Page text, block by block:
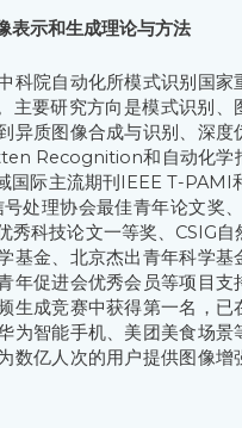
表示和生成理论与方法
科院自动化所模式识别国家
主要研究方向是模式识别、
异质图像合成与识别、深度
Recognition和自动化学
国际主流期刊IEEE T-PAMI
处理协会最佳青年论文奖
秀科技论文一等奖、CSIG自
基金、北京杰出青年科学基
年促进会优秀会员等项目支
生成竞赛中获得第一名，已
为智能手机、美团美食场景
数亿人次的用户提供图像增